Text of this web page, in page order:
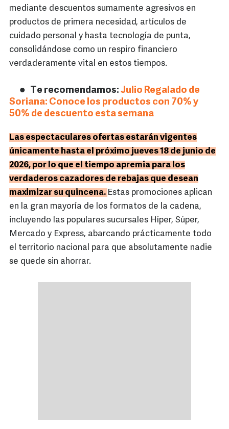
mediante descuentos sumamente agresivos en
productos de primera necesidad, artículos de
cuidado personal y hasta tecnología de punta,
consolidándose como un respiro financiero
verdaderamente vital en estos tiempos.
Te recomendamos: Julio Regalado de
Soriana: Conoce los productos con 70% y
50% de descuento esta semana
Las espectaculares ofertas estarán vigentes
únicamente hasta el próximo jueves 18 de junio de
2026, por lo que el tiempo apremia para los
verdaderos cazadores de rebajas que desean
maximizar su quincena. Estas promociones aplican
en la gran mayoría de los formatos de la cadena,
incluyendo las populares sucursales Híper, Súper,
Mercado y Express, abarcando prácticamente todo
el territorio nacional para que absolutamente nadie
se quede sin ahorrar.